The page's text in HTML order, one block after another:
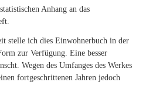
Anhang an das
stelle ich dies Einwohnerbuch in der
zur Verfügung. Eine besser
Wegen des Umfanges des Werkes
fortgeschrittenen Jahren jedoch